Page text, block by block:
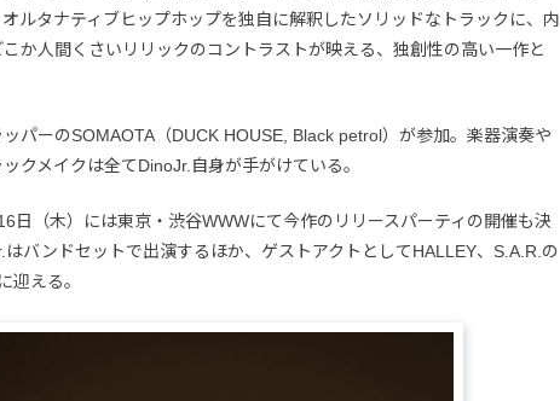
オルタナティブヒップホップを独自に解釈したソリッドなトラックに、内
か人間くさいリリックのコントラストが映える、独創性の高い一作と
パーのSOMAOTA（DUCK HOUSE, Black petrol）が参加。楽器演奏や
クメイクは全てDinoJr.自身が手がけている。
日（木）には東京・渋谷WWWにて今作のリリースパーティの開催も決
はバンドセットで出演するほか、ゲストアクトとしてHALLEY、S.A.R.の
迎える。